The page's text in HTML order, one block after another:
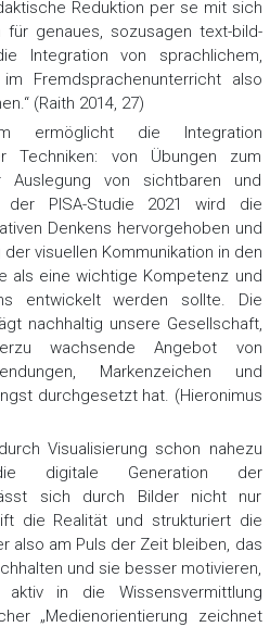
Reduktion per se mit sich
genaues, sozusagen text-bild-
Integration von sprachlichem,
Fremdsprachenunterricht also
(Raith 2014, 27)
ermöglicht die Integration
Techniken: von Übungen zum
Auslegung von sichtbaren und
der PISA-Studie 2021 wird die
Denkens hervorgehoben und
visuellen Kommunikation in den
als eine wichtige Kompetenz und
entwickelt werden sollte. Die
nachhaltig unsere Gesellschaft,
wachsende Angebot von
Markenzeichen und
durchgesetzt hat. (Hieronimus
Visualisierung schon nahezu
digitale Generation der
sich durch Bilder nicht nur
die Realität und strukturiert die
also am Puls der Zeit bleiben, das
und sie besser motivieren,
in die Wissensvermittlung
„Medienorientierung zeichnet